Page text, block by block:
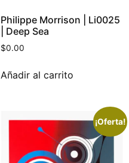
Philippe Morrison | Li0025
| Deep Sea
$0.00
Añadir al carrito
¡Oferta!